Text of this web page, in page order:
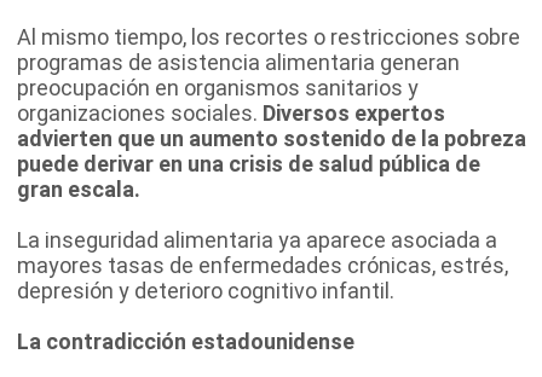
Al mismo tiempo, los recortes o restricciones sobre
programas de asistencia alimentaria generan
preocupación en organismos sanitarios y
organizaciones sociales. Diversos expertos
advierten que un aumento sostenido de la pobreza
puede derivar en una crisis de salud pública de
gran escala.
La inseguridad alimentaria ya aparece asociada a
mayores tasas de enfermedades crónicas, estrés,
depresión y deterioro cognitivo infantil.
La contradicción estadounidense